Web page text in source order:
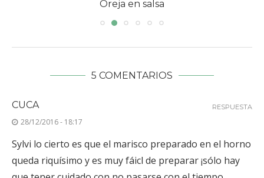
Oreja en salsa
5 COMENTARIOS
CUCA
28/12/2016 - 18:17
Sylvi lo cierto es que el marisco preparado en el horno
queda riquísimo y es muy fáicl de preparar ¡sólo hay
RESPUESTA